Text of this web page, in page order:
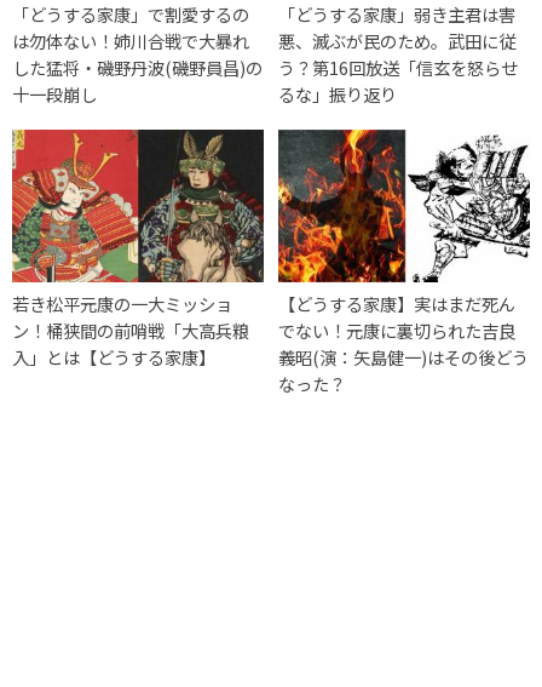
「どうする家康」で割愛するの
は勿体ない！姉川合戦で大暴れ
した猛将・磯野丹波(磯野員昌)の
十一段崩し
「どうする家康」弱き主君は害
悪、滅ぶが民のため。武田に従
う？第16回放送「信玄を怒らせ
るな」振り返り
若き松平元康の一大ミッショ
ン！桶狭間の前哨戦「大高兵粮
入」とは【どうする家康】
【どうする家康】実はまだ死ん
でない！元康に裏切られた吉良
義昭(演：矢島健一)はその後どう
なった？